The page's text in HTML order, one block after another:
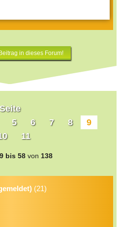
in dieses Forum!
Seite
5 6 7 8
9
11
bis 58 von 138
(21)